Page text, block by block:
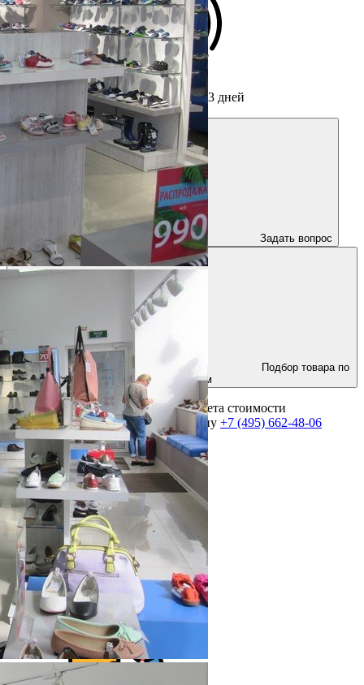
Срок изготовления мебелиот 3 дней
Задать вопрос
параметрам
Для получения консультации и расчета стоимости
оборудования позвоните по телефону +7 (495) 662-48-06
Выполнено более 2000 проектов!
Посмотреть портфолио